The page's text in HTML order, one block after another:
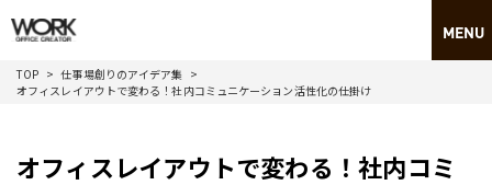
TOP
仕事場創りのアイデア集
オフィスレイアウトで変わる！社内コミュニケーション活性化の仕掛け
オフィスレイアウトで変わる！社内コミ